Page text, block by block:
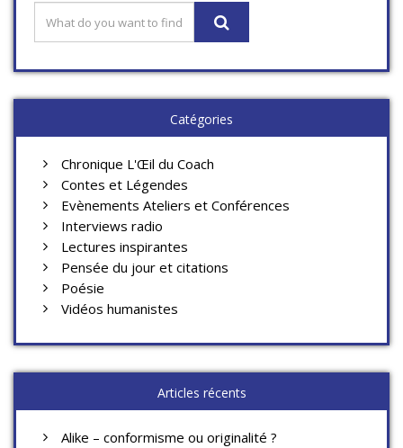
Catégories
Chronique L'Œil du Coach
Contes et Légendes
Evènements Ateliers et Conférences
Interviews radio
Lectures inspirantes
Pensée du jour et citations
Poésie
Vidéos humanistes
Articles récents
Alike – conformisme ou originalité ?